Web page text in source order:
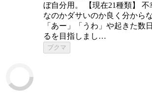
ぼ自分用。 【現在21種類】 不
なのかダサいのか良く分から
「あー」「うわ」や起きた数
るを目指しまし…
ブクマ